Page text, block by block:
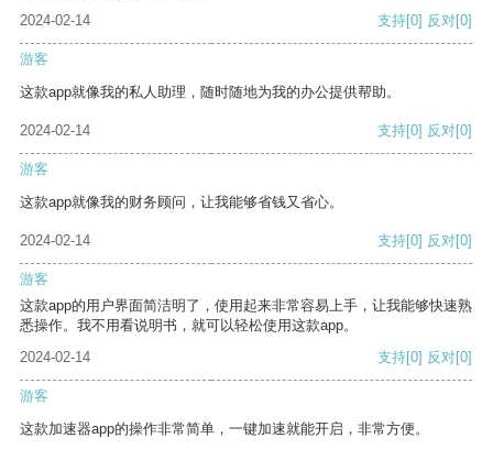
2024-02-14
支持[0] 反对[0]
游客
这款app就像我的私人助理，随时随地为我的办公提供帮助。
2024-02-14 支持[0] 反对[0]
游客
这款app就像我的财务顾问，让我能够省钱又省心。
2024-02-14 支持[0] 反对[0]
游客
这款app的用户界面简洁明了，使用起来非常容易上手，让我能够快速熟
悉操作。我不用看说明书，就可以轻松使用这款app。
2024-02-14
支持[0] 反对[0]
游客
这款加速器app的操作非常简单，一键加速就能开启，非常方便。